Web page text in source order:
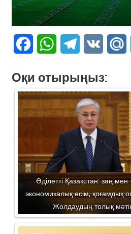
FacebookWhatsAppTelegram
VK
Оқи отырыңыз:
Әділетті Қазақстан: заң мен
экономикалық өсім, қоғамдық
Жолдаудың толық